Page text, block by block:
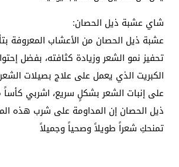
شاي عشبة ذيل الحصان:
عشبة ذيل الحصان من الأعشاب المعروفة
تحفيز نمو الشعر وزيادة كثافته، بفضل
الكبريت الذي يعمل على علاج بصيلات
على إنبات الشعر بشكلٍ سريع، اشربي
ذيل الحصان إن المداومة على شرب هذه
تمنحكِ شعراً طويلاً وصحياً وجميلاً